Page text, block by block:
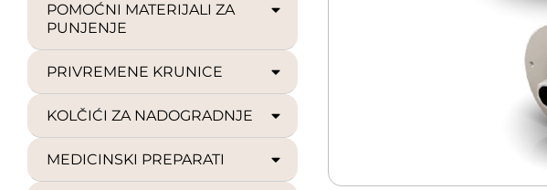
POMOĆNI MATERIJALI ZA
PUNJENJE
PRIVREMENE KRUNICE
KOLČIĆI ZA NADOGRADNJE
MEDICINSKI PREPARATI